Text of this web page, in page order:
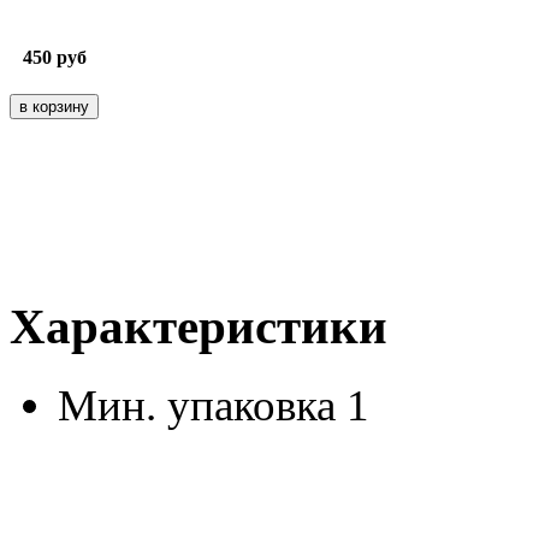
450 руб
Характеристики
Мин. упаковка 1